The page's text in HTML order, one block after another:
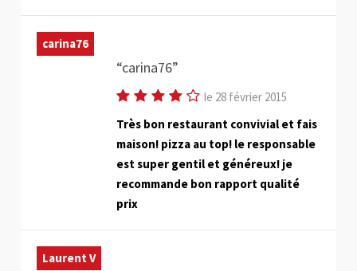
carina76
carina76
le 28 février 2015
Très bon restaurant convivial et fais
maison! pizza au top! le responsable
est super gentil et généreux! je
recommande bon rapport qualité
prix
Laurent V